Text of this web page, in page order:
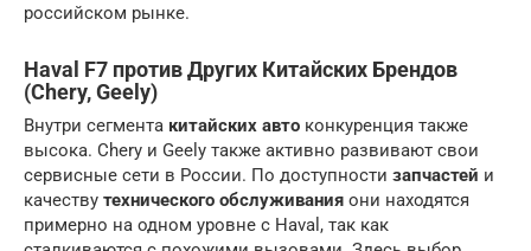
российском рынке.
Haval F7 против Других Китайских Брендов
(Chery, Geely)
Внутри сегмента китайских авто конкуренция также
высока. Chery и Geely также активно развивают свои
сервисные сети в России. По доступности запчастей и
качеству технического обслуживания они находятся
примерно на одном уровне с Haval, так как